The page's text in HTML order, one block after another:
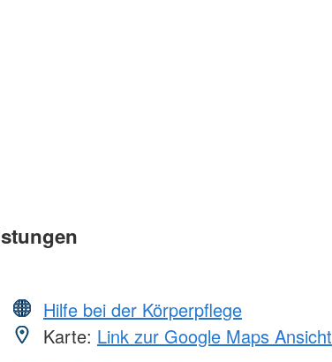
Hilfe bei der Körperpflege
Karte: Link zur Google Maps Ansicht